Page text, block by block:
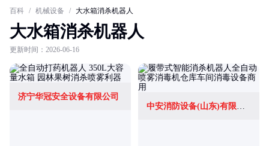
百科 / 机械设备 / 大水箱消杀机器人
大水箱消杀机器人
更新时间：2026-06-16
济宁华冠安全设备有限公司
中安消防设备(山东)有限公司